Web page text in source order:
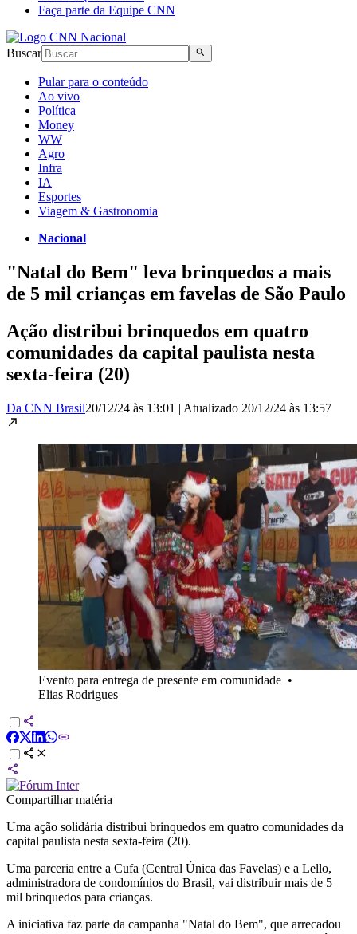
Faça parte da Equipe CNN
Buscar
Pular para o conteúdo
Ao vivo
Política
Money
WW
Agro
Infra
IA
Esportes
Viagem & Gastronomia
Nacional
"Natal do Bem" leva brinquedos a mais
de 5 mil crianças em favelas de São Paulo
Ação distribui brinquedos em quatro
comunidades da capital paulista nesta
sexta-feira (20)
Da CNN Brasil20/12/24 às 13:01 | Atualizado 20/12/24 às 13:57
Evento para entrega de presente em comunidade •
Elias Rodrigues
Compartilhar matéria
Uma ação solidária distribui brinquedos em quatro comunidades da
capital paulista nesta sexta-feira (20).
Uma parceria entre a Cufa (Central Única das Favelas) e a Lello,
administradora de condomínios do Brasil, vai distribuir mais de 5
mil brinquedos para crianças.
A iniciativa faz parte da campanha "Natal do Bem", que arrecadou